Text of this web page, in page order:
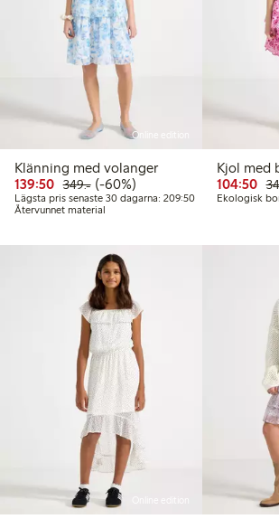
Online edition
Klänning med volanger
139:50 Rabatterat pris: 139,50 kr
349:-Ordinarie pris: 349,00 kr
60% rabatt
(-60%)
Lägsta pris senaste 30 dagarna: 209:50Lägsta pris
Återvunnet material
Kjol med
104:50
Ekologisk